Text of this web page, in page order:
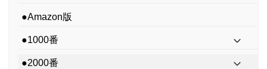
●Amazon版
●1000番
●2000番